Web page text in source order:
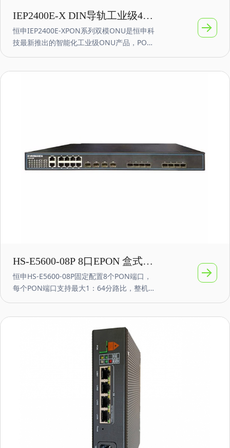
IEP2400E-X DIN导轨工业级4口
千兆ONU 铝合金内置AC220V
恒申IEP2400E-XPON系列双模ONU是恒申科
技最新推出的智能化工业级ONU产品，PON
HS-E5600-08P 8口EPON 盒式小
型OLT 10G万兆上联
恒申HS-E5600-08P固定配置8个PON端口，
每个PON端口支持最大1：64分路比，整机最
网、物联网等网络应用，具有很高的性价